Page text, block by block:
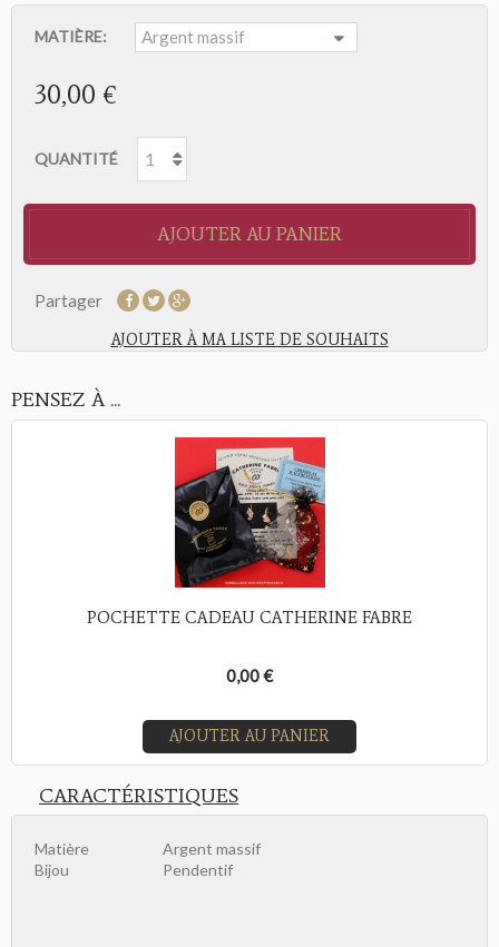
MATIÈRE:
30,00 €
QUANTITÉ
AJOUTER AU PANIER
Partager
AJOUTER À MA LISTE DE SOUHAITS
PENSEZ À ...
POCHETTE CADEAU CATHERINE FABRE
0,00 €
AJOUTER AU PANIER
CARACTÉRISTIQUES
Matière
Argent massif
Bijou
Pendentif